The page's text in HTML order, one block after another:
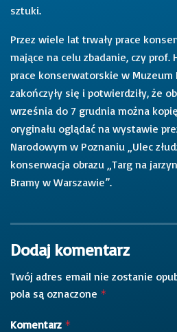
sztuki.
Przez wiele lat trwały prace
mające na celu zbadanie, czy prof.
prace konserwatorskie w Muzeum
zakończyły się i potwierdziły, że
września do 7 grudnia można
oryginału oglądać na wystawie
Narodowym w Poznaniu „Ulec
konserwacja obrazu „Targ na
Bramy w Warszawie”.
Dodaj komentarz
Twój adres email nie zostanie
pola są oznaczone *
Komentarz *